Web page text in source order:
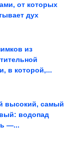
от которых
дух
из
в которой,...
высокий, самый
водопад
—...